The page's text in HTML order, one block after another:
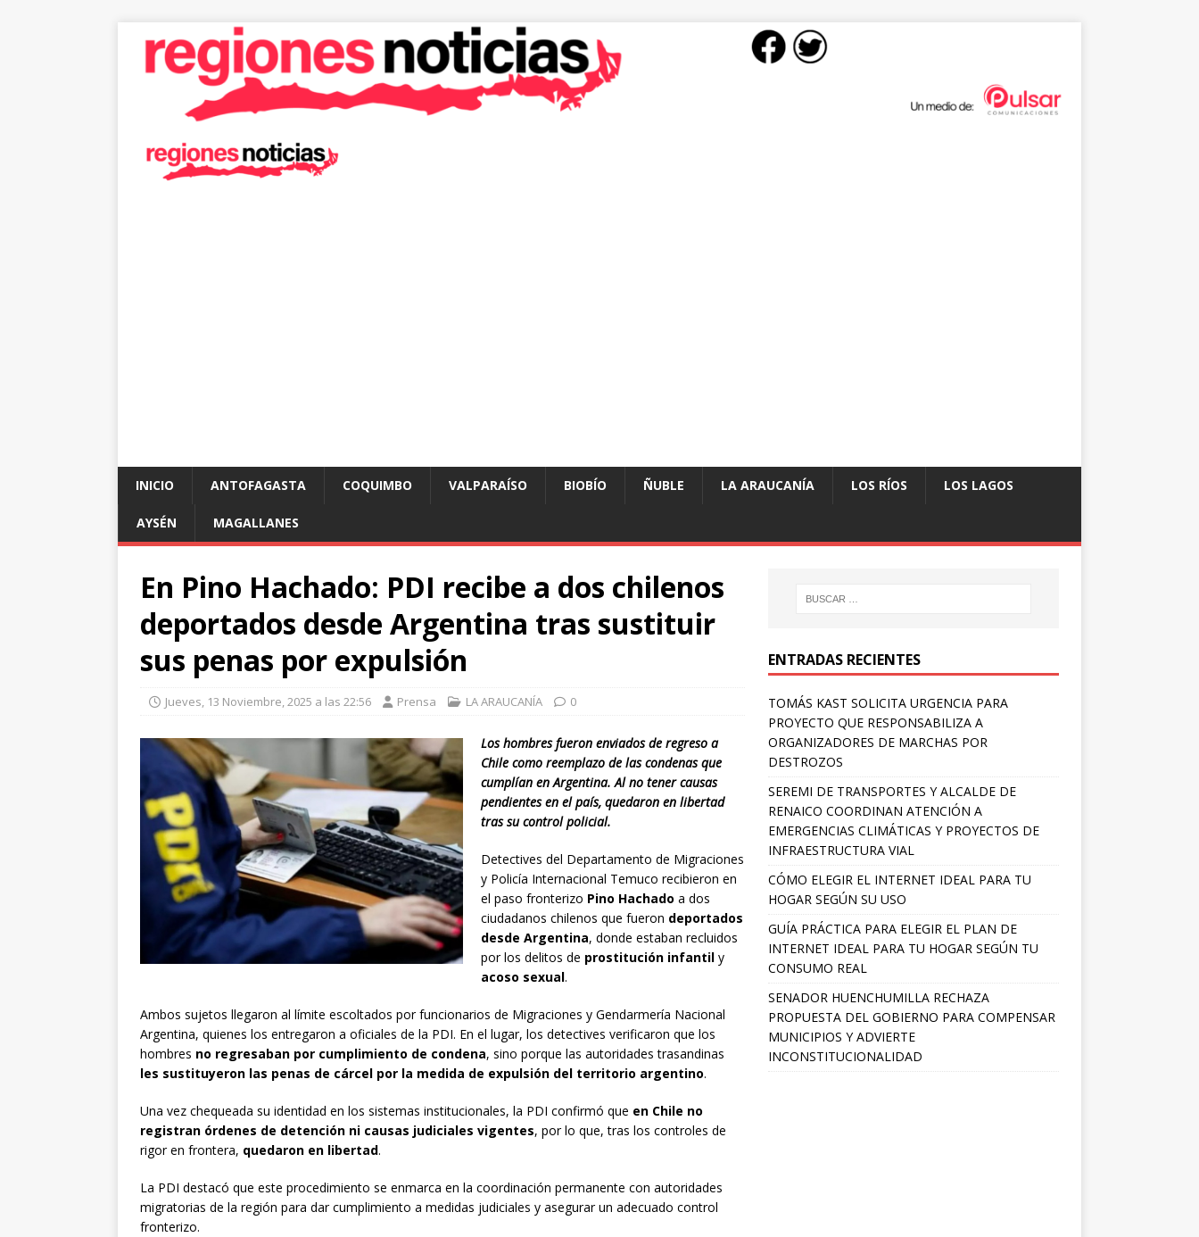
INICIO ANTOFAGASTA COQUIMBO VALPARAÍSO BIOBÍO ÑUBLE LA ARAUCANÍA LOS RÍOS LOS LAGOS
AYSÉN MAGALLANES
En Pino Hachado: PDI recibe a dos chilenos
deportados desde Argentina tras sustituir
sus penas por expulsión
Jueves, 13 Noviembre, 2025 a las 22:56 Prensa LA ARAUCANÍA 0
Los hombres fueron enviados de regreso a
Chile como reemplazo de las condenas que
cumplían en Argentina. Al no tener causas
pendientes en el país, quedaron en libertad
tras su control policial.
Detectives del Departamento de Migraciones
y Policía Internacional Temuco recibieron en
el paso fronterizo Pino Hachado a dos
ciudadanos chilenos que fueron deportados
desde Argentina, donde estaban recluidos
por los delitos de prostitución infantil y
acoso sexual.
Ambos sujetos llegaron al límite escoltados por funcionarios de Migraciones y Gendarmería Nacional
Argentina, quienes los entregaron a oficiales de la PDI. En el lugar, los detectives verificaron que los
hombres no regresaban por cumplimiento de condena, sino porque las autoridades trasandinas
les sustituyeron las penas de cárcel por la medida de expulsión del territorio argentino.
Una vez chequeada su identidad en los sistemas institucionales, la PDI confirmó que en Chile no
registran órdenes de detención ni causas judiciales vigentes, por lo que, tras los controles de
rigor en frontera, quedaron en libertad.
La PDI destacó que este procedimiento se enmarca en la coordinación permanente con autoridades
migratorias de la región para dar cumplimiento a medidas judiciales y asegurar un adecuado control
fronterizo.
ENTRADAS RECIENTES
TOMÁS KAST SOLICITA URGENCIA PARA
PROYECTO QUE RESPONSABILIZA A
ORGANIZADORES DE MARCHAS POR
DESTROZOS
SEREMI DE TRANSPORTES Y ALCALDE DE
RENAICO COORDINAN ATENCIÓN A
EMERGENCIAS CLIMÁTICAS Y PROYECTOS DE
INFRAESTRUCTURA VIAL
CÓMO ELEGIR EL INTERNET IDEAL PARA TU
HOGAR SEGÚN SU USO
GUÍA PRÁCTICA PARA ELEGIR EL PLAN DE
INTERNET IDEAL PARA TU HOGAR SEGÚN TU
CONSUMO REAL
SENADOR HUENCHUMILLA RECHAZA
PROPUESTA DEL GOBIERNO PARA COMPENSAR
MUNICIPIOS Y ADVIERTE
INCONSTITUCIONALIDAD